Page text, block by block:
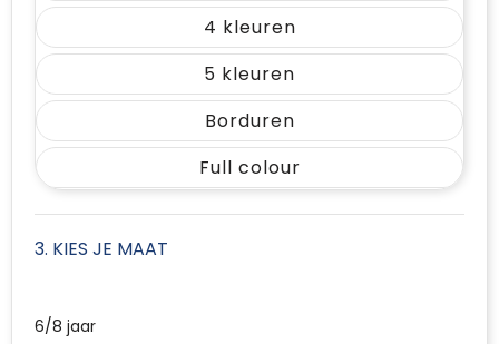
4
5
Borduren
Full colour
3. KIES JE MAAT
6/8 jaar